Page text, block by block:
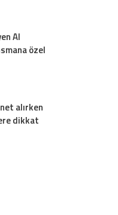
AI
özel
alırken
dikkat